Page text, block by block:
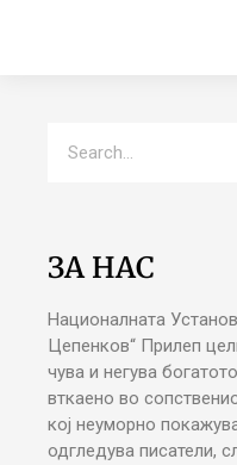
ЗА НАС
Националната
Цепенков“ Прилеп
чува и негува
вткаено во
кој неуморно
одгледува писатели,